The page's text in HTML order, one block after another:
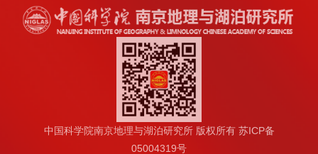
中国科学院南京地理与湖泊研究所 版权所有 苏ICP备
05004319号